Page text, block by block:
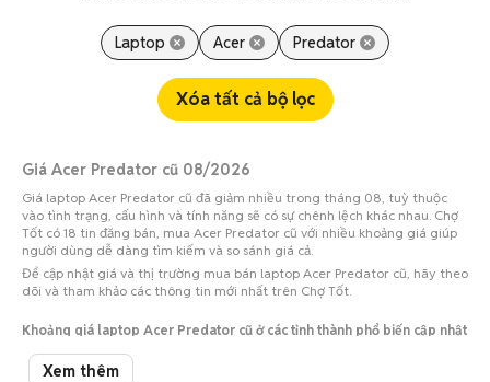
Laptop Acer Predator
Xóa tất cả bộ lọc
Giá Acer Predator cũ 08/2026
Giá laptop Acer Predator cũ đã giảm nhiều trong tháng 08, tuỳ thuộc
vào tình trạng, cấu hình và tính năng sẽ có sự chênh lệch khác nhau. Chợ
Tốt có 18 tin đăng bán, mua Acer Predator cũ với nhiều khoảng giá giúp
người dùng dễ dàng tìm kiếm và so sánh giá cả.
Để cập nhật giá và thị trường mua bán laptop Acer Predator cũ, hãy theo
dõi và tham khảo các thông tin mới nhất trên Chợ Tốt.
Khoảng giá laptop Acer Predator cũ ở các tỉnh thành phổ biến cập nhật
Xem thêm